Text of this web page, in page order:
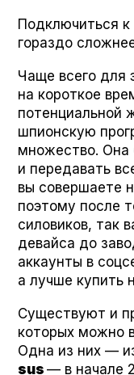
Подключиться
гораздо
Чаще всего для
на короткое
потенциальной
шпионскую
множество. Она
и передавать
вы совершаете
поэтому после
силовиков, так
девайса до
аккаунты в
а лучше купить
Существуют и
которых можно
Одна из них —
sus— в начале